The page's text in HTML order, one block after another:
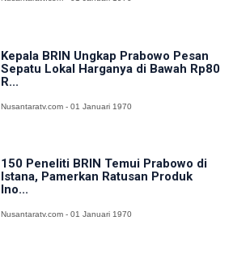
Kepala BRIN Ungkap Prabowo Pesan
Sepatu Lokal Harganya di Bawah Rp80
R...
Nusantaratv.com - 01 Januari 1970
150 Peneliti BRIN Temui Prabowo di
Istana, Pamerkan Ratusan Produk
Ino...
Nusantaratv.com - 01 Januari 1970